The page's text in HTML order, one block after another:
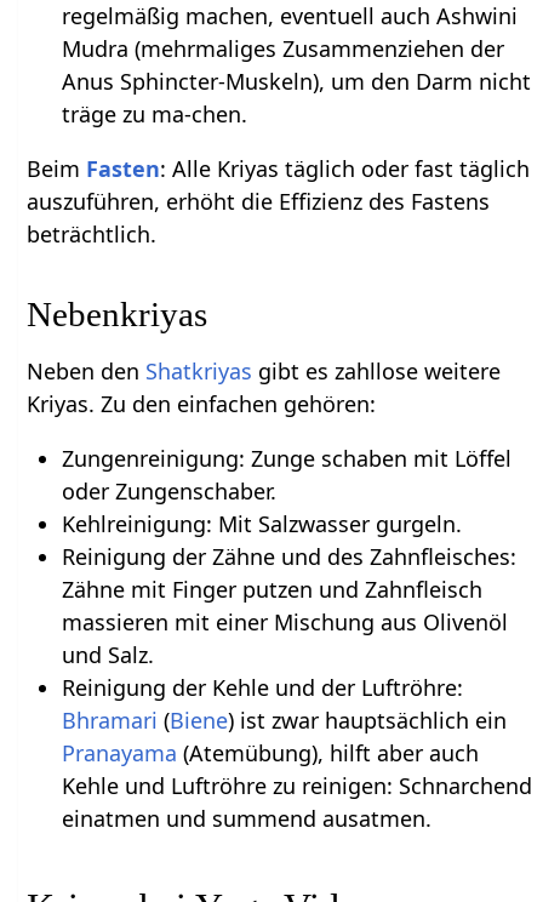
regelmäßig machen, eventuell auch Ashwini
Mudra (mehrmaliges Zusammenziehen der
Anus Sphincter-Muskeln), um den Darm nicht
träge zu ma-chen.
Beim Fasten: Alle Kriyas täglich oder fast täglich
auszuführen, erhöht die Effizienz des Fastens
beträchtlich.
Nebenkriyas
Neben den Shatkriyas gibt es zahllose weitere
Kriyas. Zu den einfachen gehören:
Zungenreinigung: Zunge schaben mit Löffel
oder Zungenschaber.
Kehlreinigung: Mit Salzwasser gurgeln.
Reinigung der Zähne und des Zahnfleisches:
Zähne mit Finger putzen und Zahnfleisch
massieren mit einer Mischung aus Olivenöl
und Salz.
Reinigung der Kehle und der Luftröhre:
Bhramari (Biene) ist zwar hauptsächlich ein
Pranayama (Atemübung), hilft aber auch
Kehle und Luftröhre zu reinigen: Schnarchend
einatmen und summend ausatmen.